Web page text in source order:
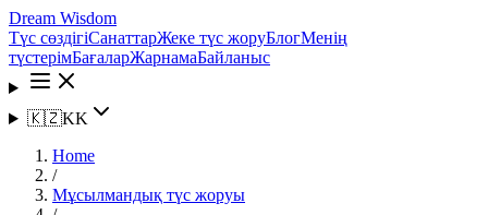
Dream Wisdom
Түс сөздігіСанаттарЖеке түс жоруБлогМенің
түстерімБағаларЖарнамаБайланыс
🇰🇿KK
Home
/
Мұсылмандық түс жоруы